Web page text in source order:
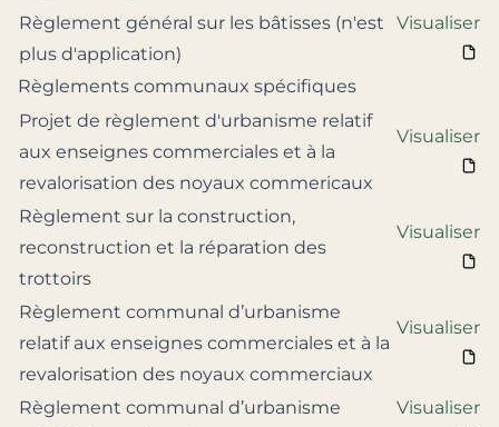
Règlement général sur les bâtisses (n'est
plus d'application)
Visualiser
Règlements communaux spécifiques
Projet de règlement d'urbanisme relatif
aux enseignes commerciales et à la
revalorisation des noyaux commericaux
Visualiser
Règlement sur la construction,
reconstruction et la réparation des
trottoirs
Visualiser
Règlement communal d’urbanisme
relatif aux enseignes commerciales et à la
revalorisation des noyaux commerciaux
Visualiser
Règlement communal d’urbanisme
Visualiser